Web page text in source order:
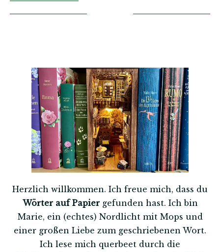
Herzlich willkommen. Ich freue mich, dass du
Wörter auf Papiergefunden hast. Ich bin
Marie, ein (echtes) Nordlicht mit Mops und
einer großen Liebe zum geschriebenen Wort.
Ich lese mich querbeet durch die